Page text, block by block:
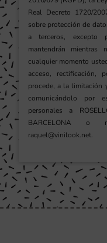
Real Decreto 1720/
sobre protección de
a terceros,
mantendrán mientras
cualquier momento
acceso, rectificación,
procede, a la limitación
comunicándolo por
personales a
BARCELONA
raquel@vinilook.net.